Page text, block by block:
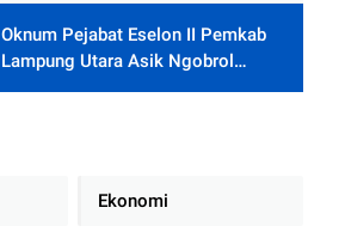
Oknum Pejabat Eselon II Pemkab
Lampung Utara Asik Ngobrol
Dengan Teman Kencan Wanitanya
Ekonomi